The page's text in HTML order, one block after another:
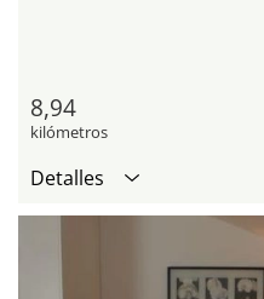
8,94
kilómetros
Detalles